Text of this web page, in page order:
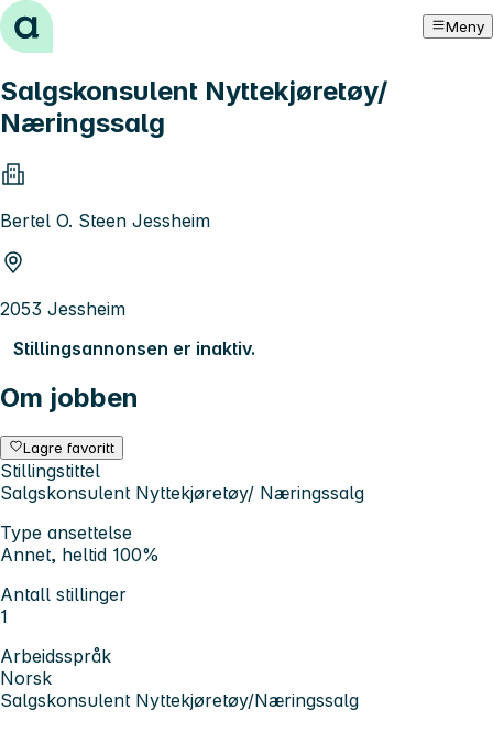
Hopp til innhold Meny
Salgskonsulent Nyttekjøretøy/
Næringssalg
Bertel O. Steen Jessheim
2053 Jessheim
Stillingsannonsen er inaktiv.
Om jobben
Lagre favoritt
Stillingstittel
Salgskonsulent Nyttekjøretøy/ Næringssalg
Type ansettelse
Annet, heltid 100%
Antall stillinger
1
Arbeidsspråk
Norsk
Salgskonsulent Nyttekjøretøy/Næringssalg